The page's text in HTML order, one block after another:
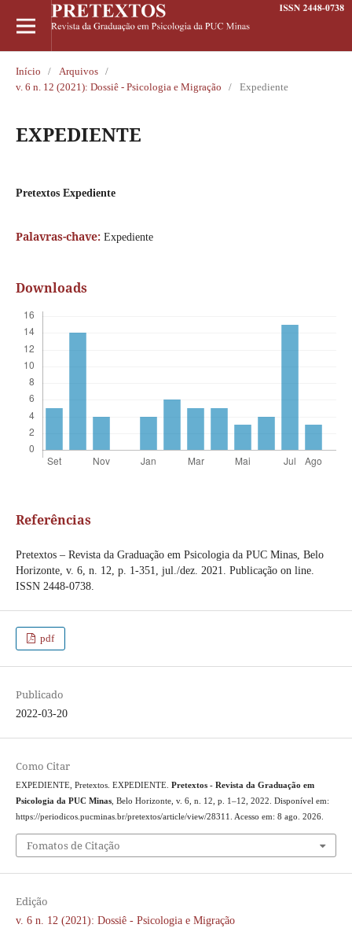
Início / Arquivos
/
v. 6 n. 12 (2021): Dossiê - Psicologia e Migração
/ Expediente
EXPEDIENTE
Pretextos Expediente
Palavras-chave: Expediente
Downloads
Referências
Pretextos – Revista da Graduação em Psicologia da PUC Minas, Belo
Horizonte, v. 6, n. 12, p. 1-351, jul./dez. 2021. Publicação on line.
ISSN 2448-0738.
pdf
Publicado
2022-03-20
Como Citar
EXPEDIENTE, Pretextos. EXPEDIENTE. Pretextos - Revista da Graduação em
Psicologia da PUC Minas, Belo Horizonte, v. 6, n. 12, p. 1–12, 2022. Disponível em:
https://periodicos.pucminas.br/pretextos/article/view/28311. Acesso em: 8 ago. 2026.
Fomatos de Citação
Edição
v. 6 n. 12 (2021): Dossiê - Psicologia e Migração